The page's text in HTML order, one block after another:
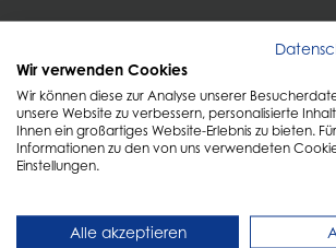
KONTAKT
Persönliche Beratung
uns schnellstmöglich zurück!
Wir verwenden Cookies
Wir können diese zur Analyse unserer
unsere Website zu verbessern, personalisierte
Ihnen ein großartiges Website-Erlebnis zu bieten.
Informationen zu den von uns verwendeten
Einstellungen.
Alle akzeptieren